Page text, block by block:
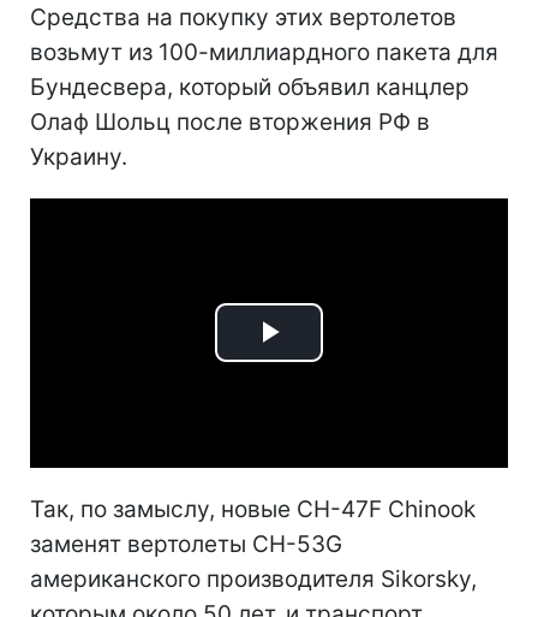
Средства на покупку этих вертолетов
возьмут из 100-миллиардного пакета для
Бундесвера, который объявил канцлер
Олаф Шольц после вторжения РФ в
Украину.
Play
Так, по замыслу, новые CH-47F Chinook
заменят вертолеты CH-53G
американского производителя Sikorsky,